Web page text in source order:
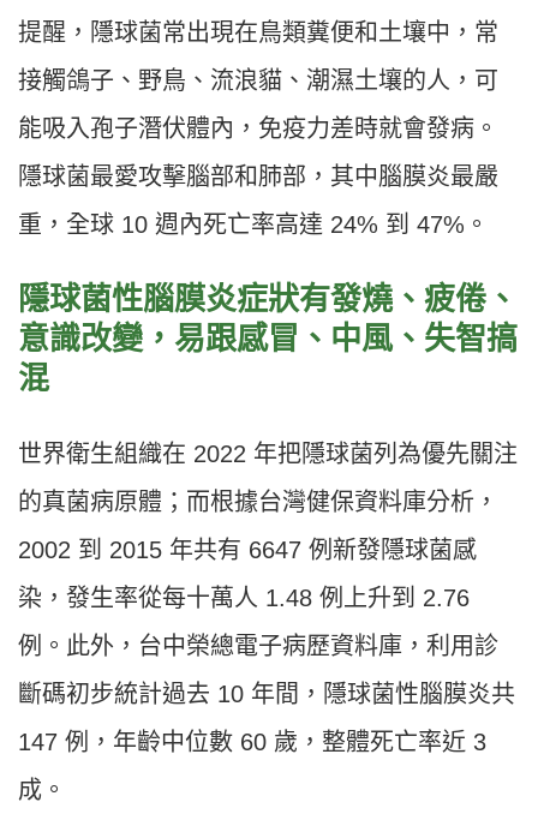
提醒，隱球菌常出現在鳥類糞便和土壤中，常
接觸鴿子、野鳥、流浪貓、潮濕土壤的人，可
能吸入孢子潛伏體內，免疫力差時就會發病。
隱球菌最愛攻擊腦部和肺部，其中腦膜炎最嚴
重，全球 10 週內死亡率高達 24% 到 47%。
隱球菌性腦膜炎症狀有發燒、疲倦、
意識改變，易跟感冒、中風、失智搞
混
世界衛生組織在 2022 年把隱球菌列為優先關注
的真菌病原體；而根據台灣健保資料庫分析，
2002 到 2015 年共有 6647 例新發隱球菌感
染，發生率從每十萬人 1.48 例上升到 2.76
例。此外，台中榮總電子病歷資料庫，利用診
斷碼初步統計過去 10 年間，隱球菌性腦膜炎共
147 例，年齡中位數 60 歲，整體死亡率近 3
成。